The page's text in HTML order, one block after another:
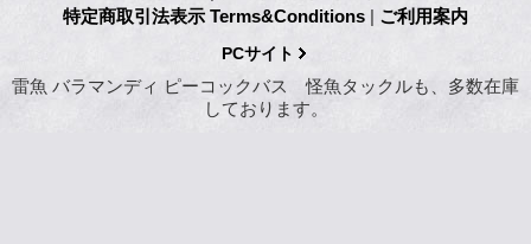
特定商取引法表示 Terms&Conditions | ご利用案内
PCサイト
雷魚 バラマンディ ピーコックバス 怪魚タックルも、多数在庫
しております。